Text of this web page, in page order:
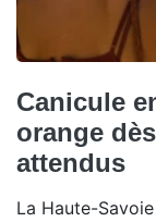
Canicule
orange
attendus
La Haute-